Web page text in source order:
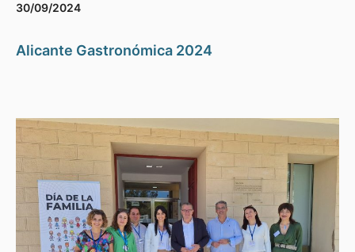
30/09/2024
Alicante Gastronómica 2024